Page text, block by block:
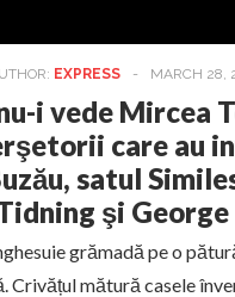
EXPRESS - MARCH 28,
i vede Mircea
care au
satul
şi
grămadă pe o
Crivățul mătură casele